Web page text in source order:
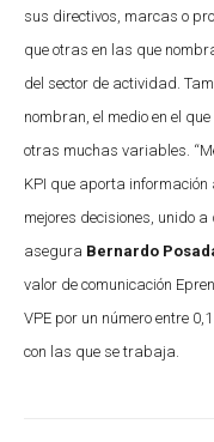
sus directivos, marcas o
que otras en las que
del sector de actividad.
nombran, el medio en el
otras muchas variables.
KPI que aporta
mejores decisiones, unido a
asegura Bernardo
valor de comunicación
VPE por un número entre
con las que se trabaja.